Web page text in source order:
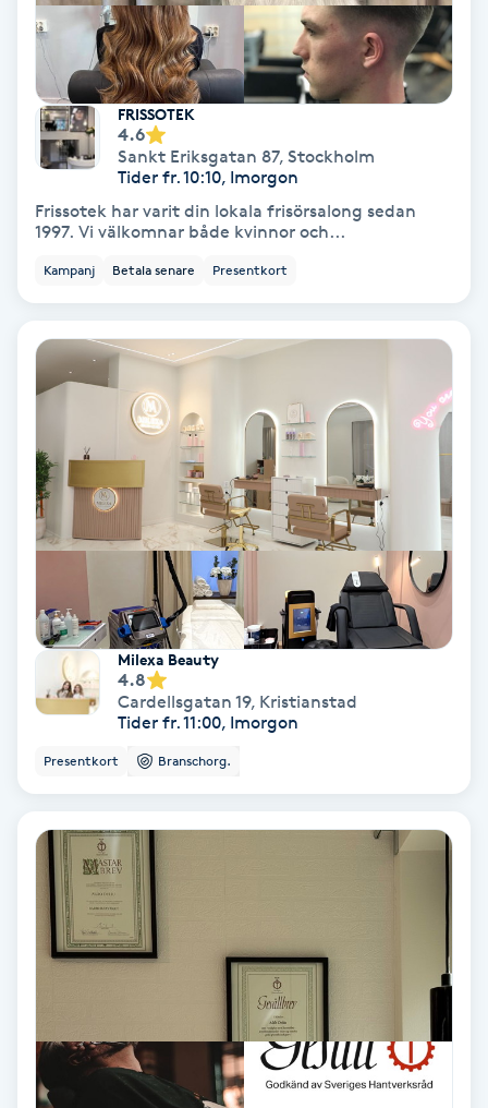
Fibromassage
Fillers
Fotmassage
Fotsvamp
Fotvård
Fransar
Fransborttagning
Fransfärgning
Fransförlängning
Fransförlängning Megavolym
Fransförlängning Volym
Fransk manikyr
Fransrengöring
Frekvensterapi
Friskvård
Friskvårdsmassage
Funktionsanalys
FRISSOTEK
4.6
Sankt Eriksgatan 87, Stockholm
Tider fr. 10:10, Imorgon
Frissotek har varit din lokala frisörsalong sedan
1997. Vi välkomnar både kvinnor och...
Kampanj Betala senare Presentkort
Milexa Beauty
4.8
Cardellsgatan 19, Kristianstad
Tider fr. 11:00, Imorgon
Presentkort Branschorg.